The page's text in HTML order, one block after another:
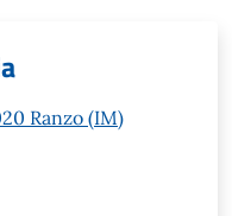
Ranzo (IM)